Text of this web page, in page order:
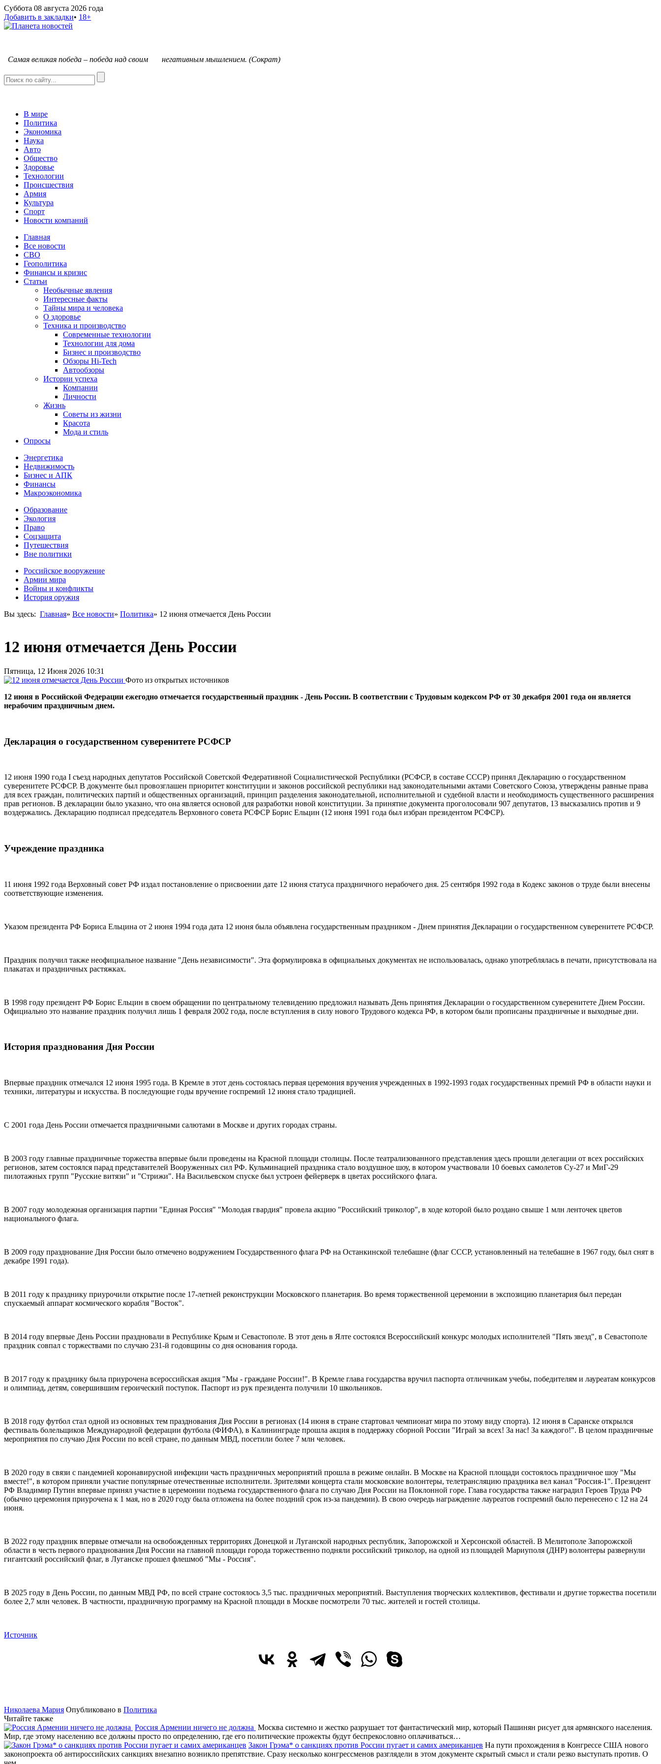
Суббота 08 августа 2026 года
Добавить в закладки• 18+
Самая великая победа – победа над своим негативным мышлением. (Сократ)
В мире
Политика
Экономика
Наука
Авто
Общество
Здоровье
Технологии
Происшествия
Армия
Культура
Спорт
Новости компаний
Главная
Все новости
СВО
Геополитика
Финансы и кризис
Статьи
Необычные явления
Интересные факты
Тайны мира и человека
О здоровье
Техника и производство
Современные технологии
Технологии для дома
Бизнес и производство
Обзоры Hi-Tech
Автообзоры
Истории успеха
Компании
Личности
Жизнь
Советы из жизни
Красота
Мода и стиль
Опросы
Энергетика
Недвижимость
Бизнес и АПК
Финансы
Макроэкономика
Образование
Экология
Право
Соцзащита
Путешествия
Вне политики
Российское вооружение
Армии мира
Войны и конфликты
История оружия
Вы здесь: Главная» Все новости» Политика» 12 июня отмечается День России
12 июня отмечается День России
Пятница, 12 Июня 2026 10:31
Фото из открытых источников
12 июня в Российской Федерации ежегодно отмечается государственный праздник - День России. В соответствии с Трудовым кодексом РФ от 30 декабря 2001 года он является
нерабочим праздничным днем.
Декларация о государственном суверенитете РСФСР
12 июня 1990 года I съезд народных депутатов Российской Советской Федеративной Социалистической Республики (РСФСР, в составе СССР) принял Декларацию о государственном
суверенитете РСФСР. В документе был провозглашен приоритет конституции и законов российской республики над законодательными актами Советского Союза, утверждены равные права
для всех граждан, политических партий и общественных организаций, принцип разделения законодательной, исполнительной и судебной власти и необходимость существенного расширения
прав регионов. В декларации было указано, что она является основой для разработки новой конституции. За принятие документа проголосовали 907 депутатов, 13 высказались против и 9
воздержались. Декларацию подписал председатель Верховного совета РСФСР Борис Ельцин (12 июня 1991 года был избран президентом РСФСР).
Учреждение праздника
11 июня 1992 года Верховный совет РФ издал постановление о присвоении дате 12 июня статуса праздничного нерабочего дня. 25 сентября 1992 года в Кодекс законов о труде были внесены
соответствующие изменения.
Указом президента РФ Бориса Ельцина от 2 июня 1994 года дата 12 июня была объявлена государственным праздником - Днем принятия Декларации о государственном суверенитете РСФСР.
Праздник получил также неофициальное название "День независимости". Эта формулировка в официальных документах не использовалась, однако употреблялась в печати, присутствовала на
плакатах и праздничных растяжках.
В 1998 году президент РФ Борис Ельцин в своем обращении по центральному телевидению предложил называть День принятия Декларации о государственном суверенитете Днем России.
Официально это название праздник получил лишь 1 февраля 2002 года, после вступления в силу нового Трудового кодекса РФ, в котором были прописаны праздничные и выходные дни.
История празднования Дня России
Впервые праздник отмечался 12 июня 1995 года. В Кремле в этот день состоялась первая церемония вручения учрежденных в 1992-1993 годах государственных премий РФ в области науки и
техники, литературы и искусства. В последующие годы вручение госпремий 12 июня стало традицией.
С 2001 года День России отмечается праздничными салютами в Москве и других городах страны.
В 2003 году главные праздничные торжества впервые были проведены на Красной площади столицы. После театрализованного представления здесь прошли делегации от всех российских
регионов, затем состоялся парад представителей Вооруженных сил РФ. Кульминацией праздника стало воздушное шоу, в котором участвовали 10 боевых самолетов Су-27 и МиГ-29
пилотажных групп "Русские витязи" и "Стрижи". На Васильевском спуске был устроен фейерверк в цветах российского флага.
В 2007 году молодежная организация партии "Единая Россия" "Молодая гвардия" провела акцию "Российский триколор", в ходе которой было роздано свыше 1 млн ленточек цветов
национального флага.
В 2009 году празднование Дня России было отмечено водружением Государственного флага РФ на Останкинской телебашне (флаг СССР, установленный на телебашне в 1967 году, был снят в
декабре 1991 года).
В 2011 году к празднику приурочили открытие после 17-летней реконструкции Московского планетария. Во время торжественной церемонии в экспозицию планетария был передан
спускаемый аппарат космического корабля "Восток".
В 2014 году впервые День России праздновали в Республике Крым и Севастополе. В этот день в Ялте состоялся Всероссийский конкурс молодых исполнителей "Пять звезд", в Севастополе
праздник совпал с торжествами по случаю 231-й годовщины со дня основания города.
В 2017 году к празднику была приурочена всероссийская акция "Мы - граждане России!". В Кремле глава государства вручил паспорта отличникам учебы, победителям и лауреатам конкурсов
и олимпиад, детям, совершившим героический поступок. Паспорт из рук президента получили 10 школьников.
В 2018 году футбол стал одной из основных тем празднования Дня России в регионах (14 июня в стране стартовал чемпионат мира по этому виду спорта). 12 июня в Саранске открылся
фестиваль болельщиков Международной федерации футбола (ФИФА), в Калининграде прошла акция в поддержку сборной России "Играй за всех! За нас! За каждого!". В целом праздничные
мероприятия по случаю Дня России по всей стране, по данным МВД, посетили более 7 млн человек.
В 2020 году в связи с пандемией коронавирусной инфекции часть праздничных мероприятий прошла в режиме онлайн. В Москве на Красной площади состоялось праздничное шоу "Мы
вместе!", в котором приняли участие популярные отечественные исполнители. Зрителями концерта стали московские волонтеры, телетрансляцию праздника вел канал "Россия-1". Президент
РФ Владимир Путин впервые принял участие в церемонии подъема государственного флага по случаю Дня России на Поклонной горе. Глава государства также наградил Героев Труда РФ
(обычно церемония приурочена к 1 мая, но в 2020 году была отложена на более поздний срок из-за пандемии). В свою очередь награждение лауреатов госпремий было перенесено с 12 на 24
июня.
В 2022 году праздник впервые отмечали на освобожденных территориях Донецкой и Луганской народных республик, Запорожской и Херсонской областей. В Мелитополе Запорожской
области в честь первого празднования Дня России на главной площади города торжественно подняли российский триколор, на одной из площадей Мариуполя (ДНР) волонтеры развернули
гигантский российский флаг, в Луганске прошел флешмоб "Мы - Россия".
В 2025 году в День России, по данным МВД РФ, по всей стране состоялось 3,5 тыс. праздничных мероприятий. Выступления творческих коллективов, фестивали и другие торжества посетили
более 2,7 млн человек. В частности, праздничную программу на Красной площади в Москве посмотрели 70 тыс. жителей и гостей столицы.
Источник
Николаева Мария Опубликовано в Политика
Читайте также
Россия Армении ничего не должна Москва системно и жестко разрушает тот фантастический мир, который Пашинян рисует для армянского населения.
Мир, где этому населению все должны просто по определению, где его политические прожекты будут беспрекословно оплачиваться…
Закон Грэма* о санкциях против России пугает и самих американцев На пути прохождения в Конгрессе США нового
законопроекта об антироссийских санкциях внезапно возникло препятствие. Сразу несколько конгрессменов разглядели в этом документе скрытый смысл и стали резко выступать против. О